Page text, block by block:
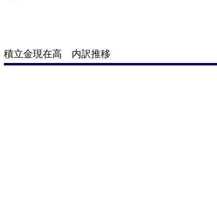
積立金現在高 内訳推移